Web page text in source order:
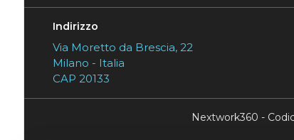
Indirizzo
Via Moretto da Brescia, 22
Milano - Italia
CAP 20133
Nextwork360 -